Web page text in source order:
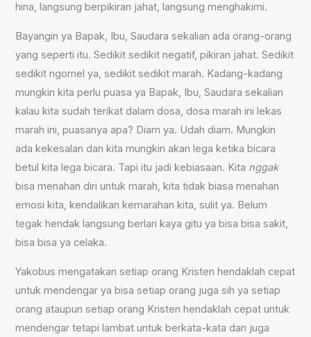
hina, langsung berpikiran jahat, langsung menghakimi.
Bayangin ya Bapak, Ibu, Saudara sekalian ada orang-orang
yang seperti itu. Sedikit sedikit negatif, pikiran jahat. Sedikit
sedikit ngomel ya, sedikit sedikit marah. Kadang-kadang
mungkin kita perlu puasa ya Bapak, Ibu, Saudara sekalian
kalau kita sudah terikat dalam dosa, dosa marah ini lekas
marah ini, puasanya apa? Diam ya. Udah diam. Mungkin
ada kekesalan dan kita mungkin akan lega ketika bicara
betul kita lega bicara. Tapi itu jadi kebiasaan. Kita nggak
bisa menahan diri untuk marah, kita tidak biasa menahan
emosi kita, kendalikan kemarahan kita, sulit ya. Belum
tegak hendak langsung berlari kaya gitu ya bisa bisa sakit,
bisa bisa ya celaka.
Yakobus mengatakan setiap orang Kristen hendaklah cepat
untuk mendengar ya bisa setiap orang juga sih ya setiap
orang ataupun setiap orang Kristen hendaklah cepat untuk
mendengar tetapi lambat untuk berkata-kata dan juga